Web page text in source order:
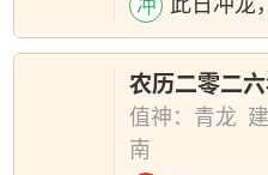
冲
农历二零二
值神：青龙
南